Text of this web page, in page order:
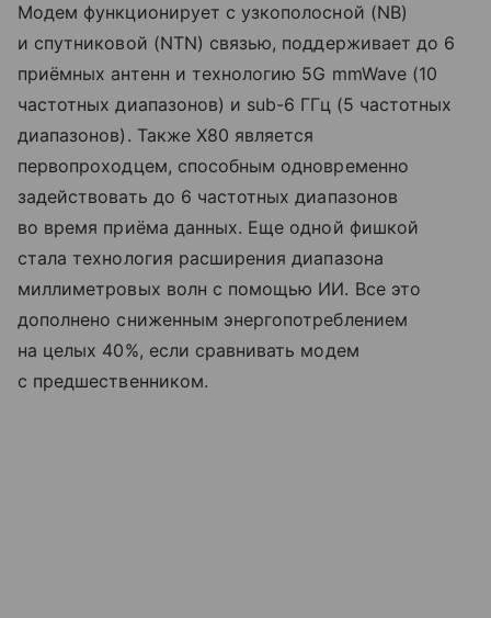
Модем функционирует с узкополосной (NB)
и спутниковой (NTN) связью, поддерживает до 6
приёмных антенн и технологию 5G mmWave (10
частотных диапазонов) и sub-6 ГГц (5 частотных
диапазонов). Также X80 является
первопроходцем, способным одновременно
задействовать до 6 частотных диапазонов
во время приёма данных. Еще одной фишкой
стала технология расширения диапазона
миллиметровых волн с помощью ИИ. Все это
дополнено сниженным энергопотреблением
на целых 40%, если сравнивать модем
с предшественником.